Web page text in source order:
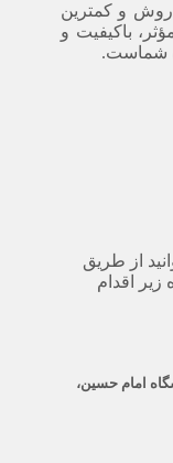
روش و کمترین
باکیفیت و
شماست.
از طریق
زیر اقدام
امام حسین،